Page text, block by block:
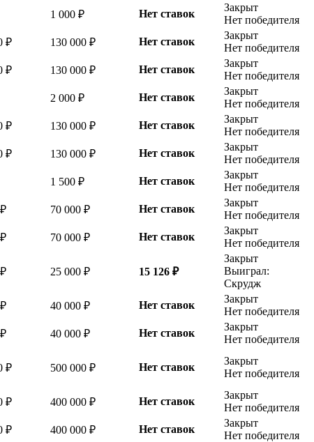
1 000 ₽ Нет ставок
Закрыт
Нет победителя
₽ 130 000 ₽ Нет ставок
Закрыт
Нет победителя
₽ 130 000 ₽ Нет ставок
Закрыт
Нет победителя
2 000 ₽ Нет ставок
Закрыт
Нет победителя
₽ 130 000 ₽ Нет ставок
Закрыт
Нет победителя
₽ 130 000 ₽ Нет ставок
Закрыт
Нет победителя
1 500 ₽ Нет ставок
Закрыт
Нет победителя
70 000 ₽ Нет ставок
Закрыт
Нет победителя
70 000 ₽ Нет ставок
Закрыт
Нет победителя
25 000 ₽ 15 126 ₽
Закрыт
Выиграл:
Скрудж
40 000 ₽ Нет ставок
Закрыт
Нет победителя
40 000 ₽ Нет ставок
Закрыт
Нет победителя
₽ 500 000 ₽ Нет ставок
Закрыт
Нет победителя
₽ 400 000 ₽ Нет ставок
Закрыт
Нет победителя
₽ 400 000 ₽ Нет ставок
Закрыт
Нет победителя